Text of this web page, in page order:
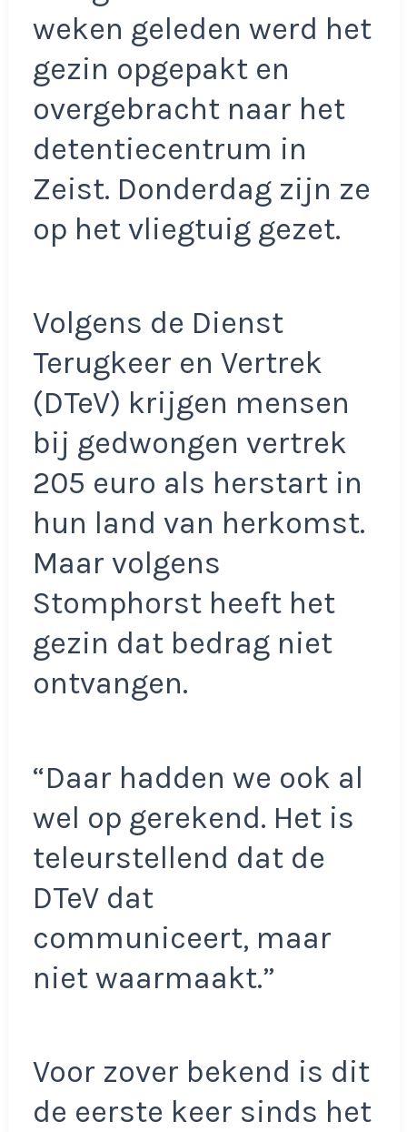
weken geleden werd het
gezin opgepakt en
overgebracht naar het
detentiecentrum in
Zeist. Donderdag zijn ze
op het vliegtuig gezet.
Volgens de Dienst
Terugkeer en Vertrek
(DTeV) krijgen mensen
bij gedwongen vertrek
205 euro als herstart in
hun land van herkomst.
Maar volgens
Stomphorst heeft het
gezin dat bedrag niet
ontvangen.
“Daar hadden we ook al
wel op gerekend. Het is
teleurstellend dat de
DTeV dat
communiceert, maar
niet waarmaakt.”
Voor zover bekend is dit
de eerste keer sinds het